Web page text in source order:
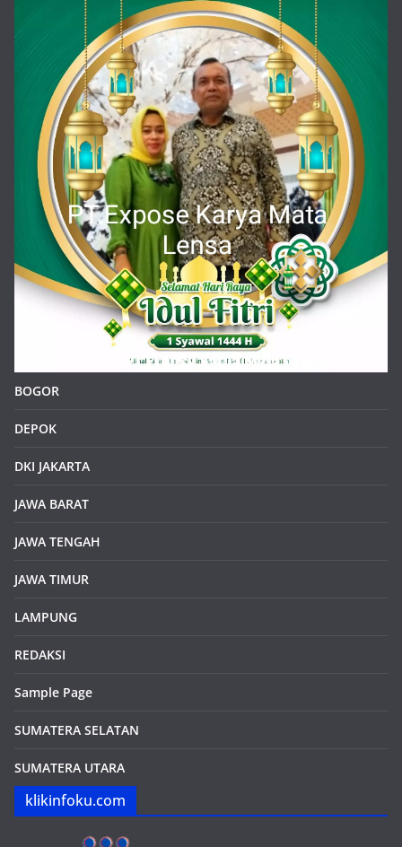
Kepala Sekolah SDN Situsari 02 Cileungsi dan Jajaran
Guru Mengucapkan Selamat Idul Fitri 1 Syawal 1446 H
About Us :